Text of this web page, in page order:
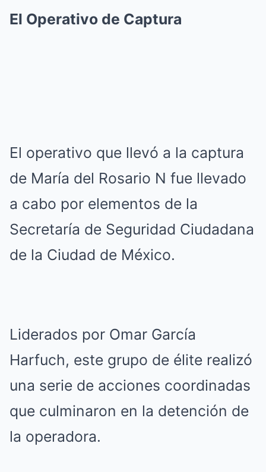
El Operativo de Captura
El operativo que llevó a la captura
de María del Rosario N fue llevado
a cabo por elementos de la
Secretaría de Seguridad Ciudadana
de la Ciudad de México.
Liderados por Omar García
Harfuch, este grupo de élite realizó
una serie de acciones coordinadas
que culminaron en la detención de
la operadora.